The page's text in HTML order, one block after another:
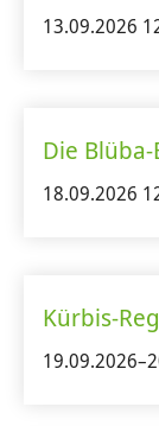
13.09.2026
Die
18.09.2026
Kürbis-